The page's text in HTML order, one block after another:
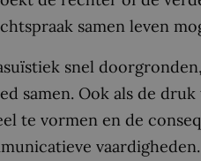
samen leven
snel
samen. Ook als de
te vormen en de